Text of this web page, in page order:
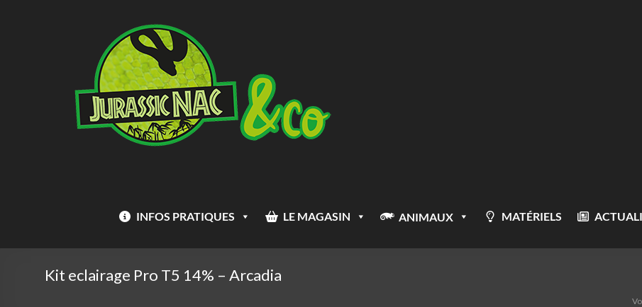
Jurassic
INFOS PRATIQUES LE MAGASIN ANIMAUX MATÉRIELS
Kit eclairage Pro T5 14% – Arcadia